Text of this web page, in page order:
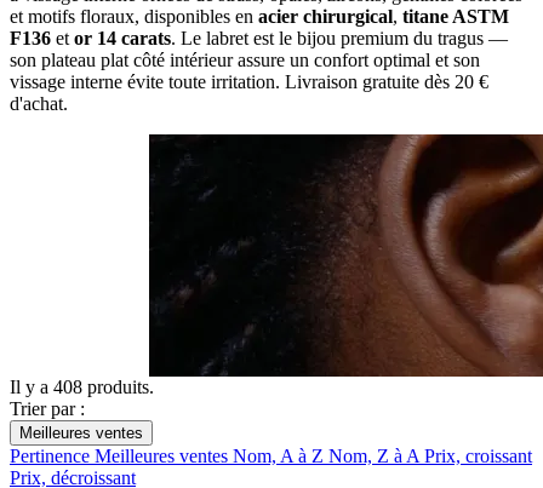
et motifs floraux, disponibles en acier chirurgical, titane ASTM
F136 et or 14 carats. Le labret est le bijou premium du tragus —
son plateau plat côté intérieurassure un confort optimal et son
vissage interne évite toute irritation. Livraison gratuite dès 20 €
d'achat.
Il y a 408 produits.
Trier par :
Meilleures ventes
Pertinence Meilleures ventes Nom, A à Z Nom, Z à A Prix, croissant
Prix, décroissant